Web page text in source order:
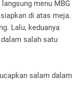
menu MBG
di atas meja.
Lalu, keduanya
salah satu
salam dalam